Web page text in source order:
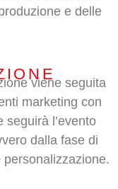
e delle
viene seguita
marketing con
seguirà l’evento
dalla fase di